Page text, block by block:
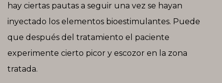
hay ciertas pautas a seguir una vez se hayan
inyectado los elementos bioestimulantes. Puede
que después del tratamiento el paciente
experimente cierto picor y escozor en la zona
tratada.